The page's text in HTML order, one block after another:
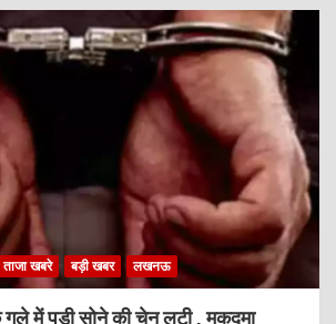
ताजा खबरे बड़ी खबर लखनऊ
गले में पड़ी सोने की चेन लुटी , मुकदमा